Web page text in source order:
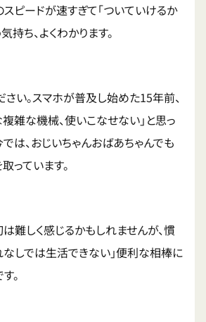
スピードが速すぎて「ついていけるか
持ち、よくわかります。
い。スマホが普及し始めた15年前、
雑な機械、使いこなせない」と思っ
は、おじいちゃんおばあちゃんでも
っています。
難しく感じるかもしれませんが、慣
なしでは生活できない」便利な相棒に
。